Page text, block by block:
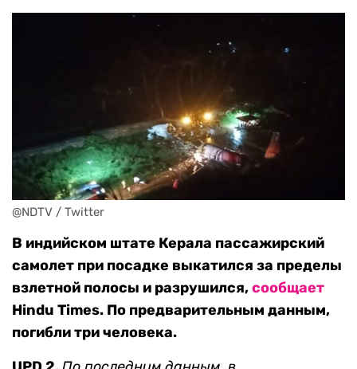
@NDTV / Twitter
В индийском штате Керала пассажирский
самолет при посадке выкатился за пределы
взлетной полосы и разрушился,сообщает
Hindu Times. По предварительным данным,
погибли три человека.